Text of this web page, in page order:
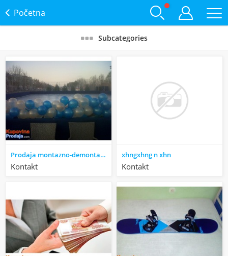
Početna
Subcategories
Prodaja montazno-demontaznog klizalista i opreme za klizanje
Kontakt
xhngxhng n xhn
Kontakt